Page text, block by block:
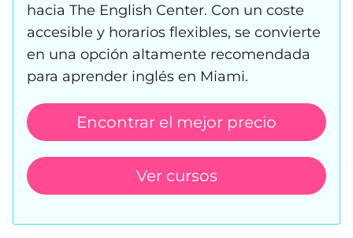
hacia The English Center. Con un coste
accesible y horarios flexibles, se convierte
en una opción altamente recomendada
para aprender inglés en Miami.
Encontrar el mejor precio
Ver cursos